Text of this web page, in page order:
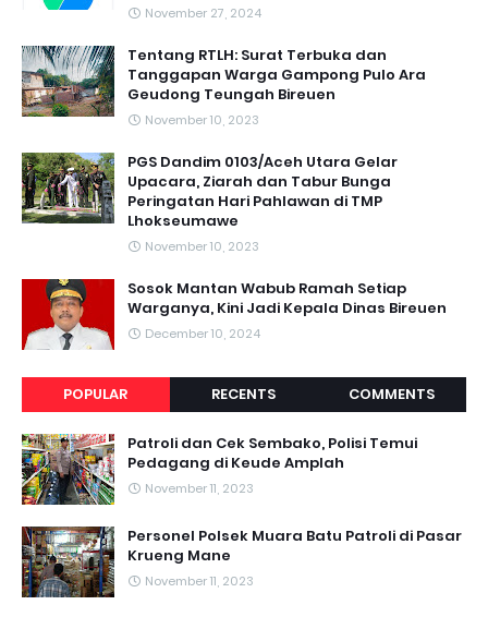
November 27, 2024
Tentang RTLH: Surat Terbuka dan
Tanggapan Warga Gampong Pulo Ara
Geudong Teungah Bireuen
November 10, 2023
PGS Dandim 0103/Aceh Utara Gelar
Upacara, Ziarah dan Tabur Bunga
Peringatan Hari Pahlawan di TMP
Lhokseumawe
November 10, 2023
Sosok Mantan Wabub Ramah Setiap
Warganya, Kini Jadi Kepala Dinas Bireuen
December 10, 2024
POPULAR RECENTS COMMENTS
Patroli dan Cek Sembako, Polisi Temui
Pedagang di Keude Amplah
November 11, 2023
Personel Polsek Muara Batu Patroli di Pasar
Krueng Mane
November 11, 2023